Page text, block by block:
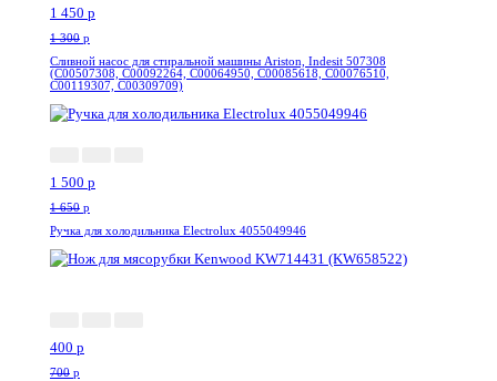
1 450 p
1 300 p
Сливной насос для стиральной машины Ariston, Indesit 507308
(C00507308, C00092264, C00064950, C00085618, C00076510,
C00119307, C00309709)
1 500 p
1 650 p
Ручка для холодильника Electrolux 4055049946
400 p
700 p